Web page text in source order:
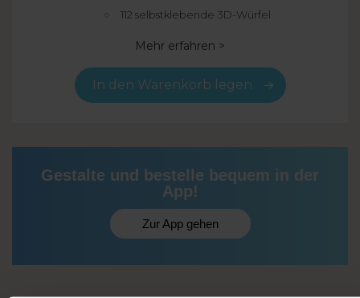
112 selbstklebende 3D-Würfel
Mehr erfahren >
In den Warenkorb legen
Gestalte und bestelle bequem in der
App!
Zur App gehen